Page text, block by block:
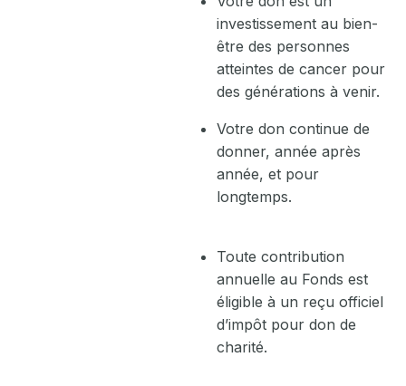
investissement au bien-
être des personnes
atteintes de cancer pour
des générations à venir.
Votre don continue de
donner, année après
année, et pour
longtemps.
Toute contribution
annuelle au Fonds est
éligible à un reçu officiel
d’impôt pour don de
charité.